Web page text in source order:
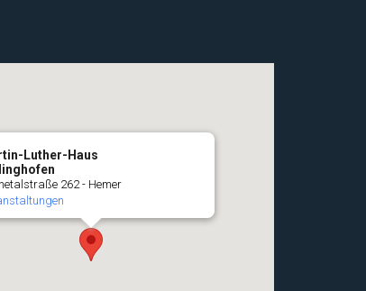
Luther-Haus
262 - Hemer